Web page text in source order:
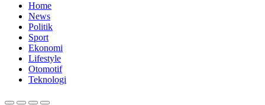
Home
News
Politik
Sport
Ekonomi
Lifestyle
Otomotif
Teknologi